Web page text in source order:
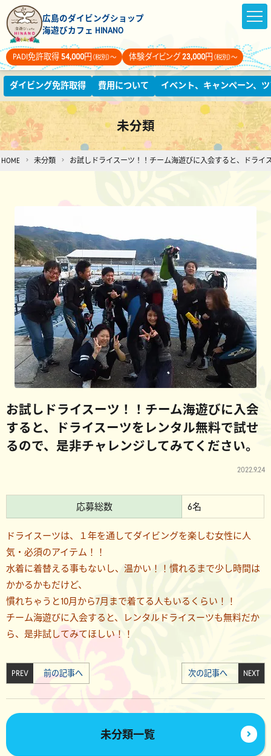
広島のダイビングショップ
海遊びカフェ HINANO
PADI免許取得54,000円 （税別）～ 体験ダイビング23,000円 （税別）～
ダイビング免許取得 費用について イベント、キャンペーン、
未分類
HOME 未分類 お試しドライスーツ！！チーム海遊びに入会すると、ドラ
お試しドライスーツ！！チーム海遊びに入会
すると、ドライスーツをレンタル無料で試せ
るので、是非チャレンジしてみてください。
2022.9.24
応募総数 6名
ドライスーツは、１年を通してダイビングを楽しむ女性に人
気・必須のアイテム！！
水着に着替える事もないし、温かい！！慣れるまで少し時間は
かかるかもだけど、
慣れちゃうと10月から7月まで着てる人もいるくらい！！
チーム海遊びに入会すると、レンタルドライスーツも無料だか
ら、是非試してみてほしい！！
PREV 前の記事へ NEXT
次の記事へ
未分類一覧